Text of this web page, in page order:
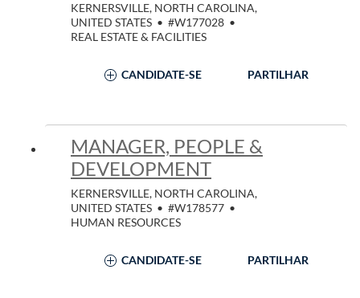
KERNERSVILLE, NORTH CAROLINA,
UNITED STATES • #W177028 •
REAL ESTATE & FACILITIES
CANDIDATE-SE PARTILHAR
MANAGER, PEOPLE &
DEVELOPMENT
KERNERSVILLE, NORTH CAROLINA,
UNITED STATES • #W178577 •
HUMAN RESOURCES
CANDIDATE-SE PARTILHAR